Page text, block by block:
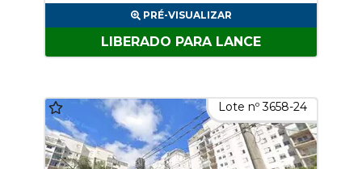
PRÉ-VISUALIZAR
LIBERADO PARA LANCE
Lote nº 3658-24